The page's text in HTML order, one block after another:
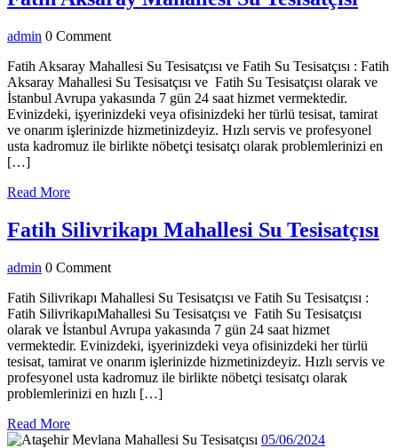
Su
admin admin
0 Comment
Fatih Aksaray Mahallesi Su Tesisatçısı ve Fatih Su Tesisatçısı : Fatih
Aksaray Mahallesi Su Tesisatçısı ve Fatih Su Tesisatçısı olarak ve
İstanbul Avrupa yakasında 7 gün 24 saat hizmet vermektedir.
Evinizdeki, işyerinizdeki veya ofisinizdeki her türlü tesisat, tamirat
ve onarım işlerinizde hizmetinizdeyiz. Hızlı servis ve profesyonel
usta kadromuz ile birlikte nöbetçi tesisatçı olarak problemlerinizi en
[…]
Read MoreRead
Fatih Silivrikapı Mahallesi Su Tesisatçısı
admin admin
0 Comment
Fatih Silivrikapı Mahallesi Su Tesisatçısı ve Fatih Su Tesisatçısı :
Fatih SilivrikapıMahallesi Su Tesisatçısı ve Fatih Su Tesisatçısı
olarak ve İstanbul Avrupa yakasında 7 gün 24 saat hizmet
vermektedir. Evinizdeki, işyerinizdeki veya ofisinizdeki her türlü
tesisat, tamirat ve onarım işlerinizde hizmetinizdeyiz. Hızlı servis ve
profesyonel usta kadromuz ile birlikte nöbetçi tesisatçı olarak
problemlerinizi en hızlı […]
Read MoreRead
More
05/06/202405/06/2024